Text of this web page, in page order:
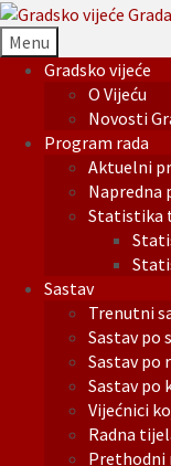
Menu
Gradsko vijeće
O Vijeću
Novosti
Program rada
Aktuelni
Napredna
Statistika
Sastav
Trenutni
Sastav po
Sastav po
Sastav po
Vijećnici
Radna
Prethodni